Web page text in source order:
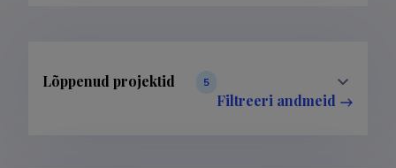
Lõppenud projektid 5
Filtreeri andmeid